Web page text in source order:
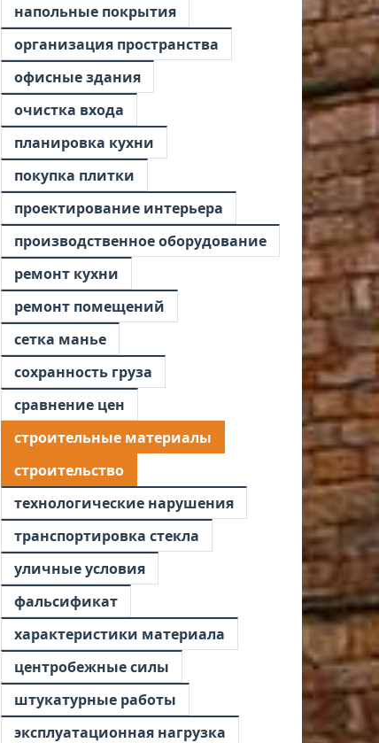
напольные покрытия
организация пространства
офисные здания
очистка входа
планировка кухни
покупка плитки
проектирование интерьера
производственное оборудование
ремонт кухни
ремонт помещений
сетка манье
сохранность груза
сравнение цен
строительные материалы
строительство
технологические нарушения
транспортировка стекла
уличные условия
фальсификат
характеристики материала
центробежные силы
штукатурные работы
эксплуатационная нагрузка